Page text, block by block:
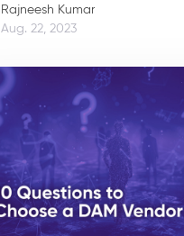
Rajneesh Kumar
Aug. 22, 2023